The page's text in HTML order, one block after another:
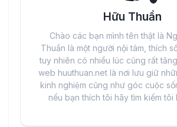
Hữu Thuần
Chào các bạn mình tên thật là
Thuần là một người nội tâm, thích
tuy nhiên có nhiều lúc cũng rất
web huuthuan.net là nơi lưu giữ
kinh nghiệm cũng như góc cuộc
nếu bạn thích tôi hãy tìm kiếm tôi